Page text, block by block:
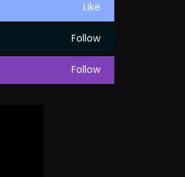
Like
Follow
Follow